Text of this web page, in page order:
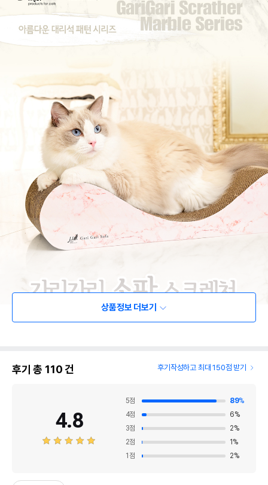
상품정보 더보기
후기 총 110건 후기작성하고 최대 150점 받기
4.8
5점 89%
4점 6%
3점 2%
2점 1 %
1 점 2%